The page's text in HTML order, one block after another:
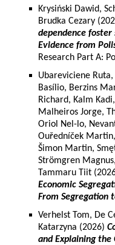
Krysiński Dawid,
Brudka Cezary
dependence
Evidence from
Research Part A:
Ubareviciene
Basílio, Berzins
Richard, Kalm
Malheiros Jorge,
Oriol Nel-lo,
Ouředníček
Šimon Martin,
Strömgren
Tammaru Tiit
Economic
From Segregation
Verhelst Tom, De
Katarzyna (2026)
and Explaining the